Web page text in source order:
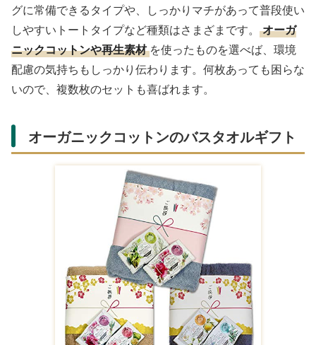
グに常備できるタイプや、しっかりマチがあって普段使い
しやすいトートタイプなど種類はさまざまです。
オーガ
ニックコットンや再生素材 を使ったものを選べば、環境
配慮の気持ちもしっかり伝わります。何枚あっても困らな
いので、複数枚のセットも喜ばれます。
オーガニックコットンのバスタオルギフト